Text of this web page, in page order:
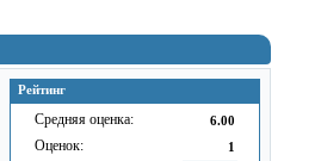
Рейтинг
Средняя оценка: 6.00
Оценок: 1